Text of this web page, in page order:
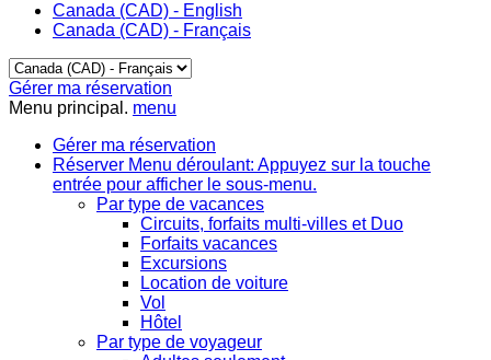
Canada (CAD) - English
Canada (CAD) - Français
Gérer ma réservation
Menu principal. menu
Gérer ma réservation
Réserver Menu déroulant: Appuyez sur la touche
entrée pour afficher le sous-menu.
Par type de vacances
Circuits, forfaits multi-villes et Duo
Forfaits vacances
Excursions
Location de voiture
Vol
Hôtel
Par type de voyageur